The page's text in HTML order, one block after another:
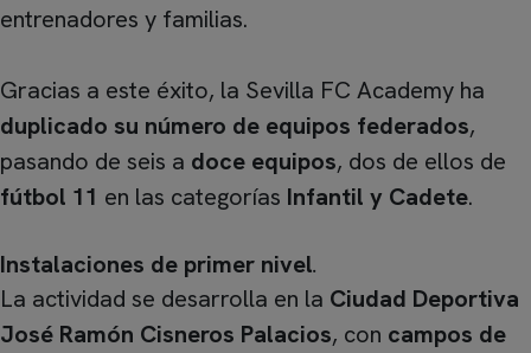
entrenadores y familias.
Gracias a este éxito, la Sevilla FC Academy ha
duplicado su número de equipos federados,
pasando de seis a doce equipos, dos de ellos de
fútbol 11 en las categorías Infantil y Cadete.
Instalaciones de primer nivel.
La actividad se desarrolla en la Ciudad Deportiva
José Ramón Cisneros Palacios, con campos de